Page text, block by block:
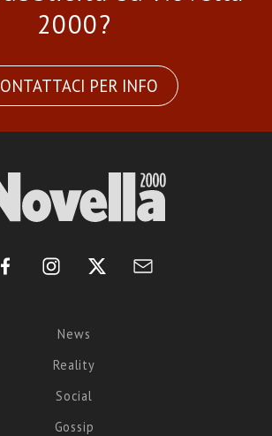
2000?
PER INFO
News
Reality
Social
Gossip